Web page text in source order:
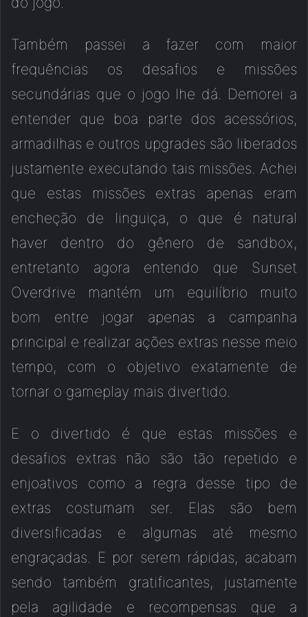
Também passei a fazer com maior
frequências os desafios e missões
secundárias que o jogo lhe dá. Demorei a
entender que boa parte dos acessórios,
armadilhas e outros upgrades são liberados
justamente executando tais missões. Achei
que estas missões extras apenas eram
encheção de linguiça, o que é natural
haver dentro do gênero de sandbox,
entretanto agora entendo que Sunset
Overdrive mantém um equilíbrio muito
bom entre jogar apenas a campanha
principal e realizar ações extras nesse meio
tempo, com o objetivo exatamente de
tornar o gameplay mais divertido.
E o divertido é que estas missões e
desafios extras não são tão repetido e
enjoativos como a regra desse tipo de
extras costumam ser. Elas são bem
diversificadas e algumas até mesmo
engraçadas. E por serem rápidas, acabam
sendo também gratificantes, justamente
pela agilidade e recompensas que a